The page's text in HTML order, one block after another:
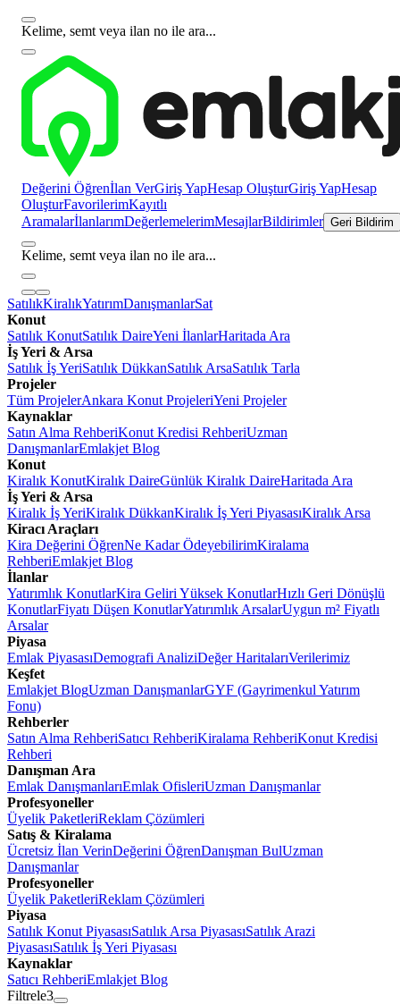
Kelime, semt veya ilan no ile ara...
Değerini Öğrenİlan VerGiriş YapHesap OluşturGiriş YapHesap
OluşturFavorilerimKayıtlı
AramalarİlanlarımDeğerlemelerimMesajlarBildirimler Geri Bildirim
Kelime, semt veya ilan no ile ara...
SatılıkKiralıkYatırımDanışmanlarSat
Konut
Satılık KonutSatılık DaireYeni İlanlarHaritada Ara
İş Yeri & Arsa
Satılık İş YeriSatılık DükkanSatılık ArsaSatılık Tarla
Projeler
Tüm ProjelerAnkara Konut ProjeleriYeni Projeler
Kaynaklar
Satın Alma RehberiKonut Kredisi RehberiUzman
DanışmanlarEmlakjet Blog
Konut
Kiralık KonutKiralık DaireGünlük Kiralık DaireHaritada Ara
İş Yeri & Arsa
Kiralık İş YeriKiralık DükkanKiralık İş Yeri PiyasasıKiralık Arsa
Kiracı Araçları
Kira Değerini ÖğrenNe Kadar ÖdeyebilirimKiralama
RehberiEmlakjet Blog
İlanlar
Yatırımlık KonutlarKira Geliri Yüksek KonutlarHızlı Geri Dönüşlü
KonutlarFiyatı Düşen KonutlarYatırımlık ArsalarUygun m² Fiyatlı
Arsalar
Piyasa
Emlak PiyasasıDemografi AnaliziDeğer HaritalarıVerilerimiz
Keşfet
Emlakjet BlogUzman DanışmanlarGYF (Gayrimenkul Yatırım
Fonu)
Rehberler
Satın Alma RehberiSatıcı RehberiKiralama RehberiKonut Kredisi
Rehberi
Danışman Ara
Emlak DanışmanlarıEmlak OfisleriUzman Danışmanlar
Profesyoneller
Üyelik PaketleriReklam Çözümleri
Satış & Kiralama
Ücretsiz İlan VerinDeğerini ÖğrenDanışman BulUzman
Danışmanlar
Profesyoneller
Üyelik PaketleriReklam Çözümleri
Piyasa
Satılık Konut PiyasasıSatılık Arsa PiyasasıSatılık Arazi
PiyasasıSatılık İş Yeri Piyasası
Kaynaklar
Satıcı RehberiEmlakjet Blog
Filtrele3